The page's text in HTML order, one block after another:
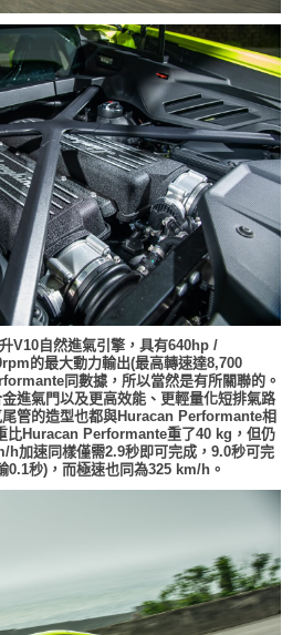
V10自然進氣引擎，具有640hp /
的最大動力輸出(最高轉速達8,700
同數據，所以當然是有所關聯的。
進氣門以及更高效能、更輕量化短排氣路
管的造型也都與Huracan Performante相
比Huracan Performante重了40 kg，但仍
h加速同樣僅需2.9秒即可完成，9.0秒可完
0.1秒)，而極速也同為325 km/h。